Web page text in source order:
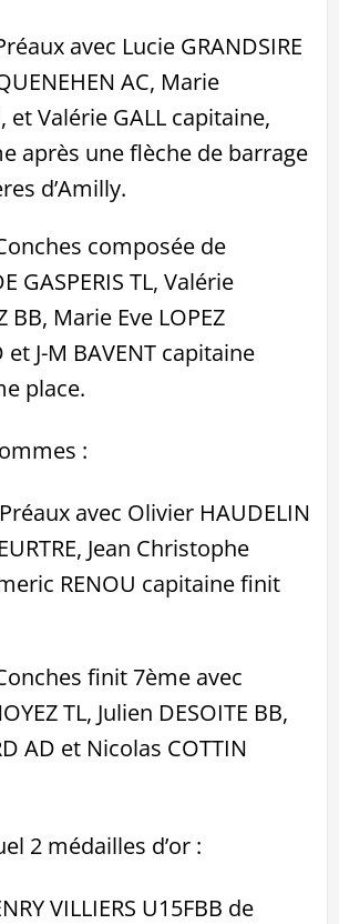
avec Lucie GRANDSIRE
AC, Marie
et Valérie GALL capitaine,
après une flèche de barrage
d’Amilly.
composée de
GASPERIS TL, Valérie
BB, Marie Eve LOPEZ
et J-M BAVENT capitaine
place.
:
avec Olivier HAUDELIN
Jean Christophe
RENOU capitaine finit
finit 7ème avec
TL, Julien DESOITE BB,
AD et Nicolas COTTIN
2 médailles d’or :
VILLIERS U15FBB de